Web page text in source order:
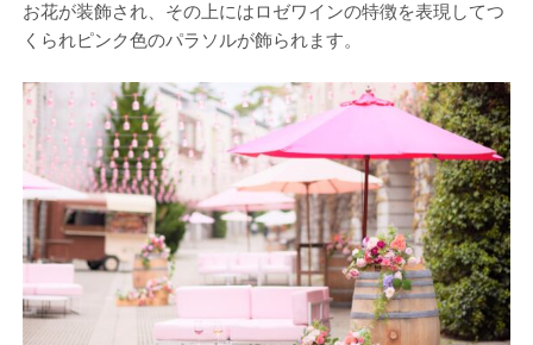
お花が装飾され、その上にはロゼワインの特徴を表現してつ
くられピンク色のパラソルが飾られます。